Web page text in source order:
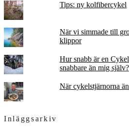
Tips: ny kolfibercykel
När vi simmade till
klippor
Hur snabb är en
snabbare än mig själv?
När cykelstjärnorna
Inläggsarkiv